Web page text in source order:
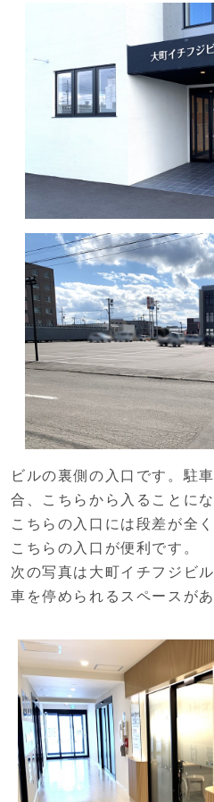
ビルの裏側の入口です。駐
合、こちらから入ることにな
こちらの入口には段差が全
こちらの入口が便利です。
次の写真は大町イチフジビ
車を停められるスペースがあ